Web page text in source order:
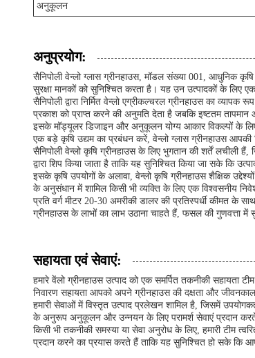
अनुकूलन
अनुप्रयोग:
सैनिपोली वेन्लो ग्लास ग्रीनहाउस, मॉडल संख्या 001, आधुनिक
सुरक्षा मानकों को सुनिश्चित करता है। यह उन उत्पादकों के लिए
सैनिपोली द्वारा निर्मित वेन्लो एग्रीकल्चरल ग्रीनहाउस का
प्रकाश को प्राप्त करने की अनुमति देता है जबकि इष्टतम तापमान
इसके मॉड्यूलर डिजाइन और अनुकूलन योग्य आकार विकल्पों के लिए
एक बड़े कृषि उद्यम का प्रबंधन करें, वेन्लो ग्लास ग्रीनहाउस
सैनिपोली वेन्लो कृषि ग्रीनहाउस के लिए भुगतान की शर्तें लचीली
द्वारा शिप किया जाता है ताकि यह सुनिश्चित किया जा सके कि
इसके कृषि उपयोगों के अलावा, वेन्लो कृषि ग्रीनहाउस शैक्षिक
के अनुसंधान में शामिल किसी भी व्यक्ति के लिए एक विश्वसनीय
प्रति वर्ग मीटर 20-30 अमरीकी डालर की प्रतिस्पर्धी कीमत के
ग्रीनहाउस के लाभों का लाभ उठाना चाहते हैं, फसल की गुणवत्ता में
सहायता एवं सेवाएं:
हमारे वेंलो ग्रीनहाउस उत्पाद को एक समर्पित तकनीकी सहायता
निवारण सहायता आपको अपने ग्रीनहाउस की दक्षता और
हमारी सेवाओं में विस्तृत उत्पाद प्रलेखन शामिल है, जिसमें
के अनुरूप अनुकूलन और उन्नयन के लिए परामर्श सेवाएं प्रदान
किसी भी तकनीकी समस्या या सेवा अनुरोध के लिए, हमारी टीम
प्रदान करने का प्रयास करते हैं ताकि यह सुनिश्चित हो सके कि